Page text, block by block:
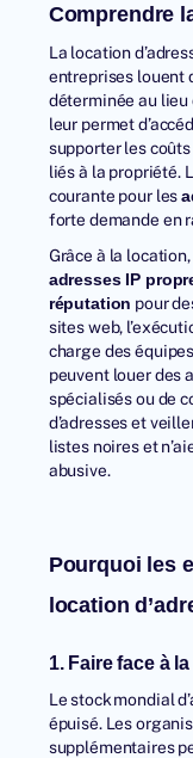
Comprendre
La location
entreprises louent
déterminée au
leur permet
supporter les
liés à la propriété.
courante pour les
forte demande en
Grâce à la
adresses IP
réputation pour
sites web,
charge des
peuvent louer des
spécialisés ou de
d’adresses et
listes noires et
abusive.
Pourquoi les
location
1. Faire face à
Le stock mondial
épuisé. Les
supplémentaires